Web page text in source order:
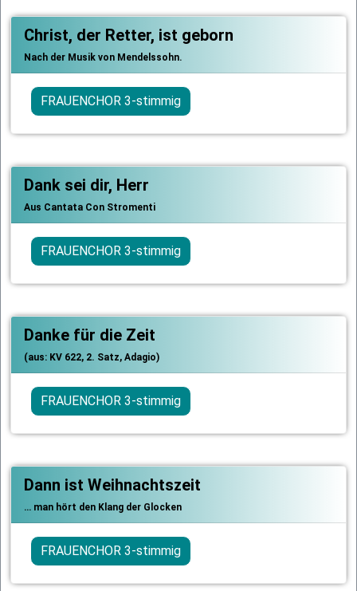
Christ, der Retter, ist geborn
Nach der Musik von Mendelssohn.
FRAUENCHOR 3-stimmig
Dank sei dir, Herr
Aus Cantata Con Stromenti
FRAUENCHOR 3-stimmig
Danke für die Zeit
(aus: KV 622, 2. Satz, Adagio)
FRAUENCHOR 3-stimmig
Dann ist Weihnachtszeit
… man hört den Klang der Glocken
FRAUENCHOR 3-stimmig